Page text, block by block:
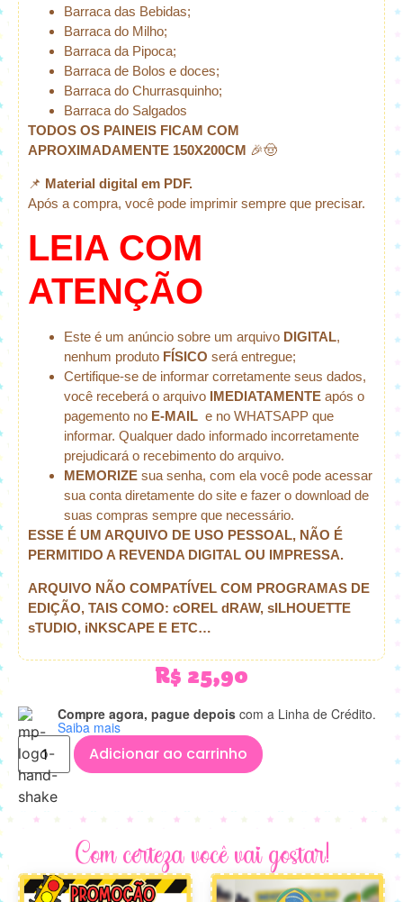
Barraca das Bebidas;
Barraca do Milho;
Barraca da Pipoca;
Barraca de Bolos e doces;
Barraca do Churrasquinho;
Barraca do Salgados
TODOS OS PAINEIS FICAM COM
APROXIMADAMENTE 150X200CM 🎉🤠
📌 Material digital em PDF.
Após a compra, você pode imprimir sempre que precisar.
LEIA COM
ATENÇÃO
Este é um anúncio sobre um arquivo DIGITAL,
nenhum produto FÍSICO será entregue;
Certifique-se de informar corretamente seus dados,
você receberá o arquivo IMEDIATAMENTE após o
pagemento no E-MAIL e no WHATSAPP que
informar. Qualquer dado informado incorretamente
prejudicará o recebimento do arquivo.
MEMORIZE sua senha, com ela você pode acessar
sua conta diretamente do site e fazer o download de
suas compras sempre que necessário.
ESSE É UM ARQUIVO DE USO PESSOAL, NÃO É
PERMITIDO A REVENDA DIGITAL OU IMPRESSA.
ARQUIVO NÃO COMPATÍVEL COM PROGRAMAS DE
EDIÇÃO, TAIS COMO: cOREL dRAW, sILHOUETTE
sTUDIO, iNKSCAPE E ETC…
R$ 25,90
Compre agora, pague depois com a Linha de Crédito.
Saiba mais
Adicionar ao carrinho
Com certeza você vai gostar!